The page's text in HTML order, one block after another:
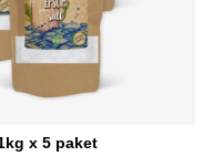
x 5 paket